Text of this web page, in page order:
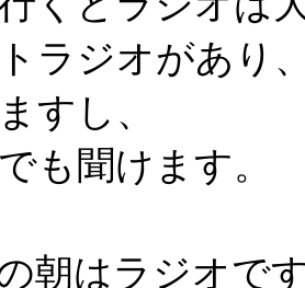
ラジオがあり
すし、
も聞けます。
朝はラジオで